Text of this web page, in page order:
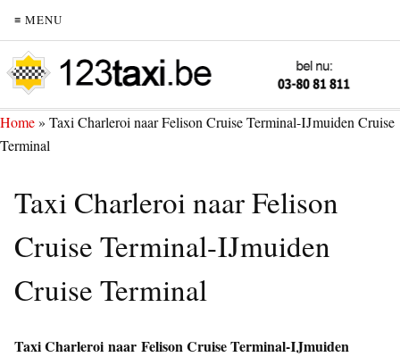
≡ MENU
Home» Taxi Charleroi naar Felison Cruise Terminal-IJmuiden Cruise
Terminal
Taxi Charleroi naar Felison
Cruise Terminal-IJmuiden
Cruise Terminal
Taxi Charleroi naar Felison Cruise Terminal-IJmuiden